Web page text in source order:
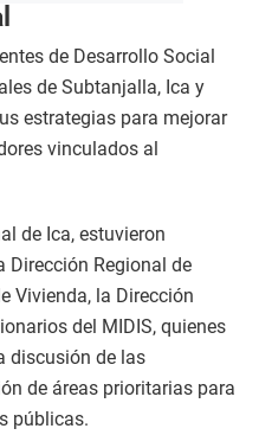
de Desarrollo Social
de Subtanjalla, Ica y
estrategias para mejorar
vinculados al
de Ica, estuvieron
Dirección Regional de
Vivienda, la Dirección
del MIDIS, quienes
discusión de las
de áreas prioritarias para
públicas.